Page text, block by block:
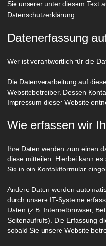
Sie unserer unter diesem Text
Datenschutzerklärung.
Datenerfassung
Wer ist verantwortlich für die
Die Datenverarbeitung auf
Websitebetreiber. Dessen
Impressum dieser Website
Wie erfassen wir
Ihre Daten werden zum einen
diese mitteilen. Hierbei kann
Sie in ein Kontaktformular
Andere Daten werden
durch unsere IT-Systeme
Daten (z.B. Internetbrowser,
Seitenaufrufs). Die Erfassung
sobald Sie unsere Website